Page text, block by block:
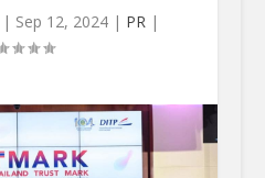
| Sep 12, 2024| PR|